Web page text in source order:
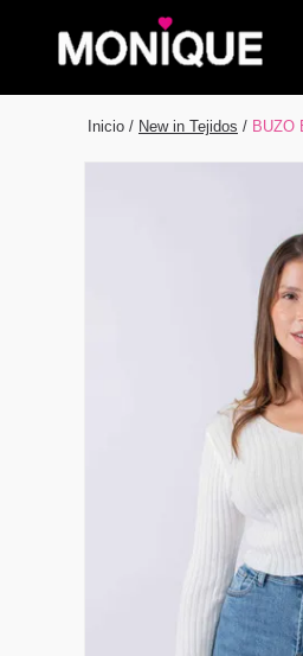
Inicio / New in Tejidos / BUZO